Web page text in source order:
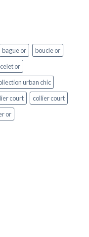
bague or
boucle or
or
urban chic
court
collier court
or